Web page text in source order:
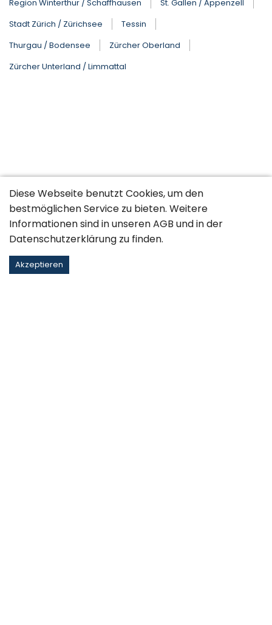
Region Winterthur / Schaffhausen
St. Gallen / Appenzell
Stadt Zürich / Zürichsee
Tessin
Thurgau / Bodensee
Zürcher Oberland
Zürcher Unterland / Limmattal
Diese Webseite benutzt Cookies, um den
bestmöglichen Service zu bieten. Weitere
Informationen sind in unserenAGB und in der
Datenschutzerklärung zu finden.
Akzeptieren